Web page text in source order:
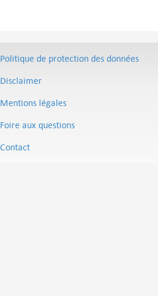
Politique de protection des données
Disclaimer
Mentions légales
Foire aux questions
Contact